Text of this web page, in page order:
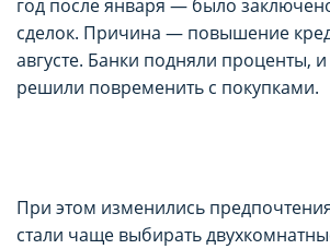
год после января — было
сделок. Причина — повышение
августе. Банки подняли проценты,
решили повременить с покупками.
При этом изменились
стали чаще выбирать